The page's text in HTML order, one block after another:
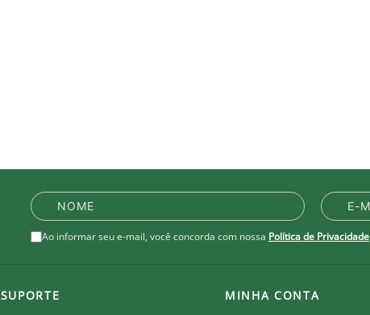
Ao informar seu e-mail, você concorda com nossa Política de Privacidade
SUPORTE MINHA CONTA